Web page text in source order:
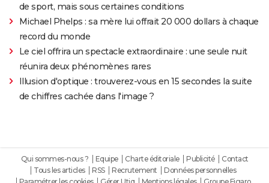
de sport, mais sous certaines conditions
Michael Phelps : sa mère lui offrait 20 000 dollars à chaque
record du monde
Le ciel offrira un spectacle extraordinaire : une seule nuit
réunira deux phénomènes rares
Illusion d'optique : trouverez-vous en 15 secondes la suite
de chiffres cachée dans l'image ?
Qui sommes-nous ? Equipe Charte éditoriale Publicité
Contact
Tous les articles
RSS Recrutement
Données personnelles